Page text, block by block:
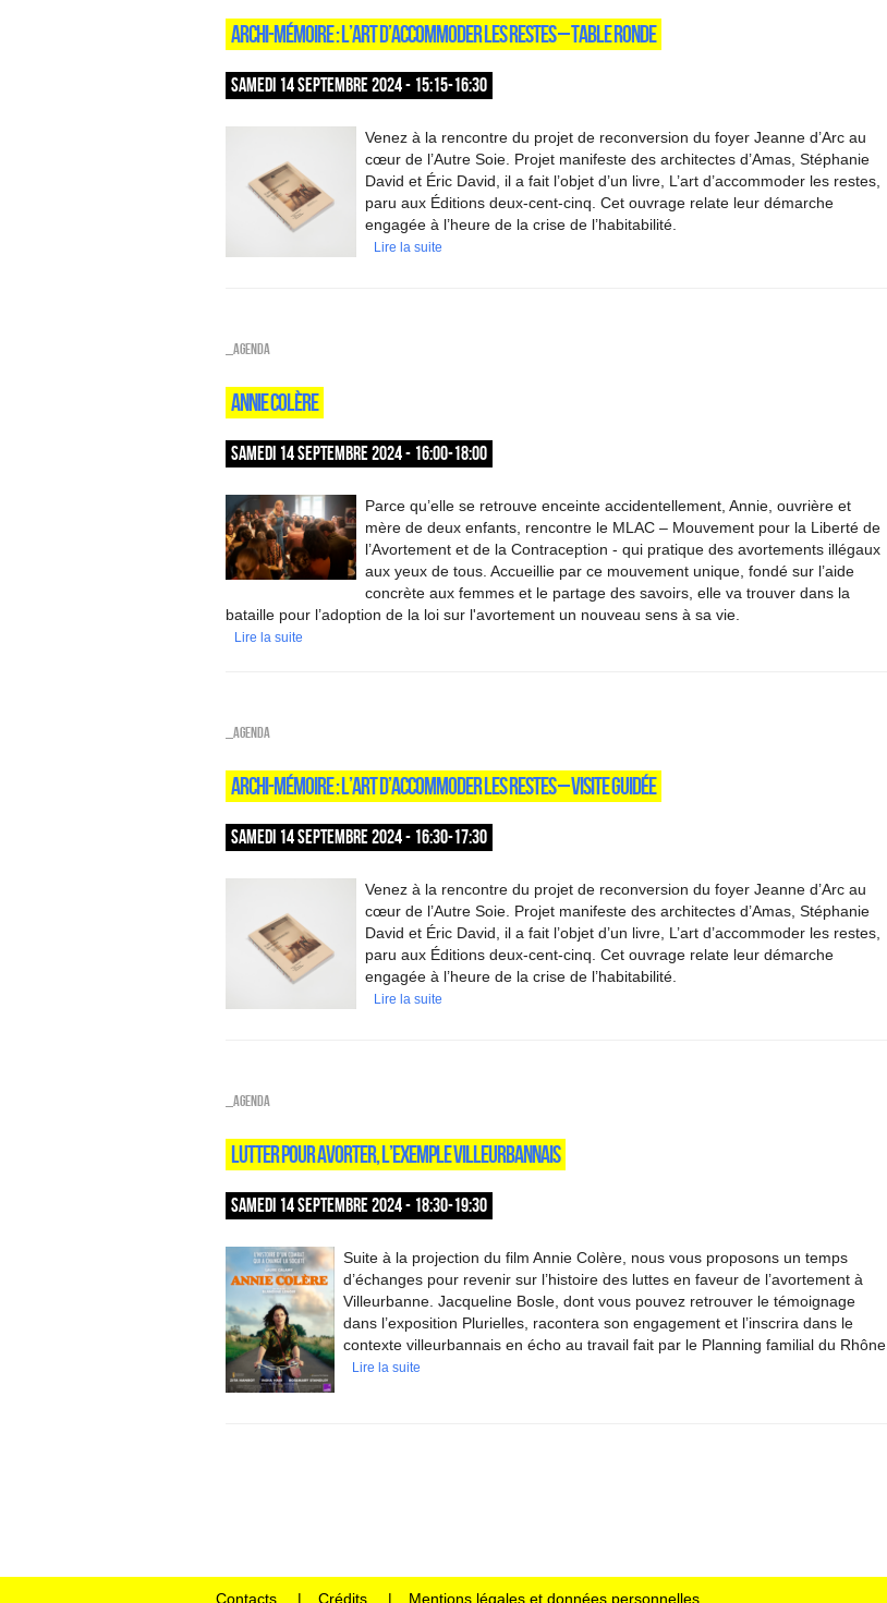
ARCHI-MÉMOIRE : L’ART D’ACCOMMODER LES RESTES – TABLE RONDE
SAMEDI 14 SEPTEMBRE 2024 - 15:15-16:30
Venez à la rencontre du projet de reconversion du foyer Jeanne d’Arc au
cœur de l’Autre Soie. Projet manifeste des architectes d’Amas, Stéphanie
David et Éric David, il a fait l’objet d’un livre, L’art d’accommoder les restes,
paru aux Éditions deux-cent-cinq. Cet ouvrage relate leur démarche
engagée à l’heure de la crise de l’habitabilité.
Lire la suite
_Agenda
ANNIE COLÈRE
SAMEDI 14 SEPTEMBRE 2024 - 16:00-18:00
Parce qu’elle se retrouve enceinte accidentellement, Annie, ouvrière et
mère de deux enfants, rencontre le MLAC – Mouvement pour la Liberté de
l’Avortement et de la Contraception - qui pratique des avortements illégaux
aux yeux de tous. Accueillie par ce mouvement unique, fondé sur l’aide
concrète aux femmes et le partage des savoirs, elle va trouver dans la
bataille pour l’adoption de la loi sur l'avortement un nouveau sens à sa vie.
Lire la suite
_Agenda
ARCHI-MÉMOIRE : L’ART D’ACCOMMODER LES RESTES – VISITE GUIDÉE
SAMEDI 14 SEPTEMBRE 2024 - 16:30-17:30
Venez à la rencontre du projet de reconversion du foyer Jeanne d’Arc au
cœur de l’Autre Soie. Projet manifeste des architectes d’Amas, Stéphanie
David et Éric David, il a fait l’objet d’un livre, L’art d’accommoder les restes,
paru aux Éditions deux-cent-cinq. Cet ouvrage relate leur démarche
engagée à l’heure de la crise de l’habitabilité.
Lire la suite
_Agenda
LUTTER POUR AVORTER, L’EXEMPLE VILLEURBANNAIS
SAMEDI 14 SEPTEMBRE 2024 - 18:30-19:30
Suite à la projection du film Annie Colère, nous vous proposons un temps
d’échanges pour revenir sur l’histoire des luttes en faveur de l’avortement à
Villeurbanne. Jacqueline Bosle, dont vous pouvez retrouver le témoignage
dans l’exposition Plurielles, racontera son engagement et l’inscrira dans le
contexte villeurbannais en écho au travail fait par le Planning familial du Rhône.
Lire la suite
Contacts Crédits Mentions légales et données personnelles